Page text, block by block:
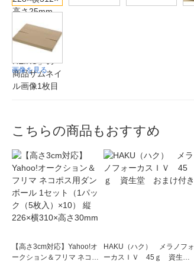
画像を見る
こちらの商品もおすすめ
【高さ3cm対応】Yahoo!オ
ークション＆フリマ ネコポ
HAKU（ハク） メラノフォ
ーカスＩＶ 45ｇ 資生